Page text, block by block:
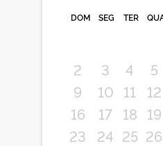
DOM SEG TER
2
3 4 5
9
10 11 12
16
17 18 19
23
24 25 26